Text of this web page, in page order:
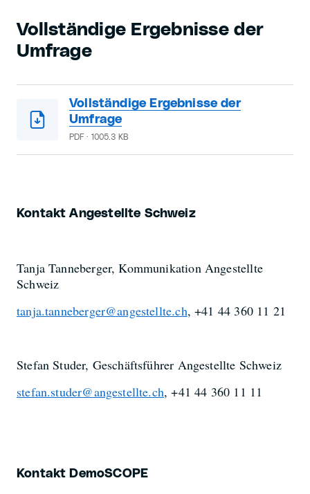
Vollständige Ergebnisse der
Umfrage
Vollständige Ergebnisse der
Umfrage
PDF · 1005.3 KB
Kontakt Angestellte Schweiz
Tanja Tanneberger, Kommunikation Angestellte
Schweiz
tanja.tanneberger@angestellte.ch, +41 44 360 11 21
Stefan Studer, Geschäftsführer Angestellte Schweiz
stefan.studer@angestellte.ch, +41 44 360 11 11
Kontakt DemoSCOPE